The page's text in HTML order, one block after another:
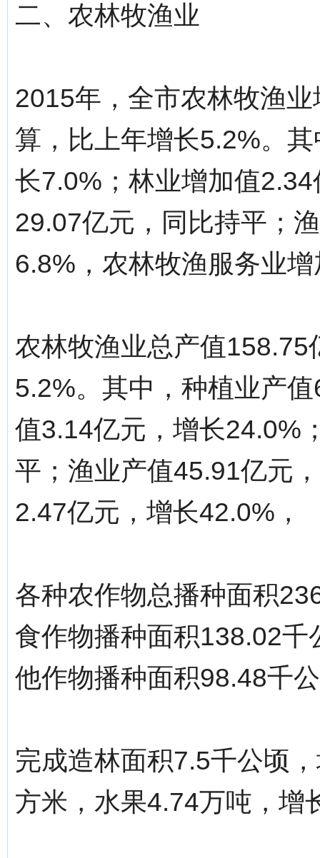
二、农林牧渔业
2015年，全市农林牧渔
算，比上年增长5.2%。
长7.0%；林业增加值
29.07亿元，同比持平；
6.8%，农林牧渔服务业
农林牧渔业总产值
5.2%。其中，种植业产
值3.14亿元，增长24.0%
平；渔业产值45.91亿元
2.47亿元，增长42.0%，
各种农作物总播种面积
食作物播种面积138.02
他作物播种面积98.48千
完成造林面积7.5千公顷
方米，水果4.74万吨，增